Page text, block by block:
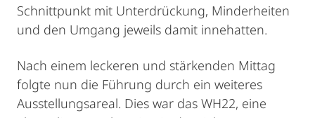
Schnittpunkt mit Unterdrückung, Minderheiten
und den Umgang jeweils damit innehatten.
Nach einem leckeren und stärkenden Mittag
folgte nun die Führung durch ein weiteres
Ausstellungsareal. Dies war das WH22, eine